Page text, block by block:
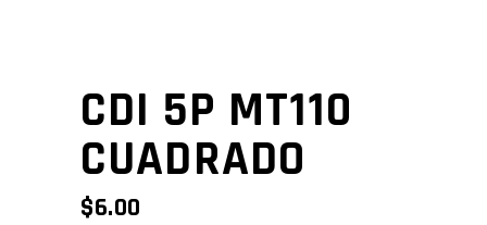
CDI 5P MT110
CUADRADO
$6.00